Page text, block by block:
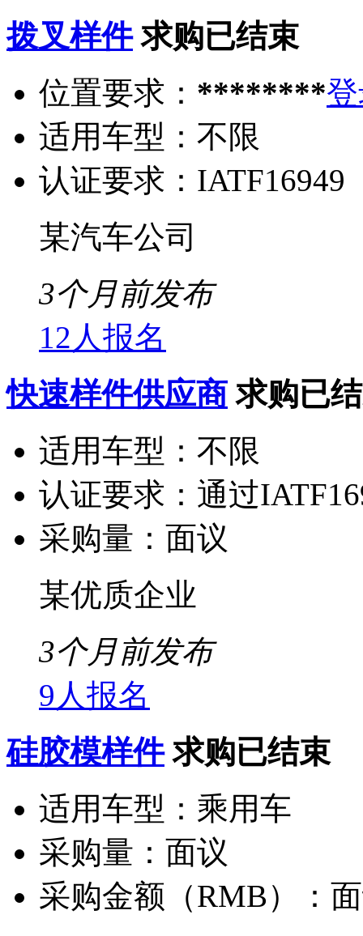
拨叉样件 求购已结束
位置要求： ********
适用车型： 不限
认证要求： IATF16949
某汽车公司
3个月前发布
12人报名
快速样件供应商 求购已
适用车型： 不限
认证要求： 通过
采购量： 面议
某优质企业
3个月前发布
9人报名
硅胶模样件 求购已结束
适用车型： 乘用车
采购量： 面议
采购金额（RMB）：